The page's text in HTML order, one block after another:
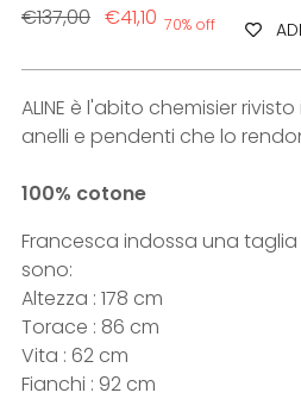
Regular
€137,00 €41,10 70% off
ALINE è l'abito chemisier
anelli e pendenti che lo
100% cotone
Francesca indossa una taglia
sono:
Altezza : 178 cm
Torace : 86 cm
Vita : 62 cm
Fianchi : 92 cm